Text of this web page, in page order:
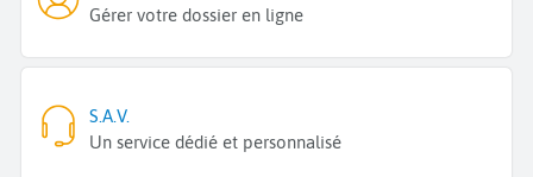
Gérer votre dossier en ligne
S.A.V.
Un service dédié et personnalisé